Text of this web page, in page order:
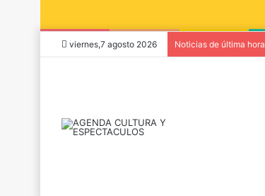
viernes,7 agosto 2026 Noticias de última hora